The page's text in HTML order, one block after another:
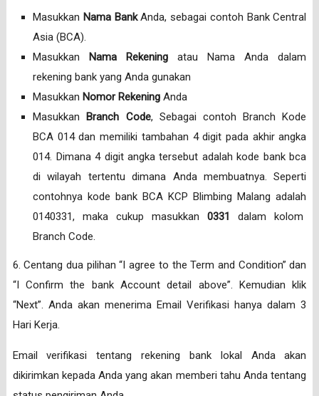
Masukkan Nama BankAnda, sebagai contoh Bank Central
Asia (BCA).
Masukkan Nama Rekening atau Nama Anda dalam
rekening bank yang Anda gunakan
Masukkan Nomor Rekening Anda
Masukkan Branch Code, Sebagai contoh Branch Kode
BCA 014 dan memiliki tambahan 4 digit pada akhir angka
014. Dimana 4 digit angka tersebut adalah kode bank bca
di wilayah tertentu dimana Anda membuatnya. Seperti
contohnya kode bank BCA KCP Blimbing Malang adalah
0140331, maka cukup masukkan0331
dalam kolom
Branch Code.
6. Centang dua pilihan “I agree to the Term and Condition” dan
“I Confirm the bank Account detail above”. Kemudian klik
“Next”. Anda akan menerima Email Verifikasi hanya dalam 3
Hari Kerja.
Email verifikasi tentang rekening bank lokal Anda akan
dikirimkan kepada Anda yang akan memberi tahu Anda tentang